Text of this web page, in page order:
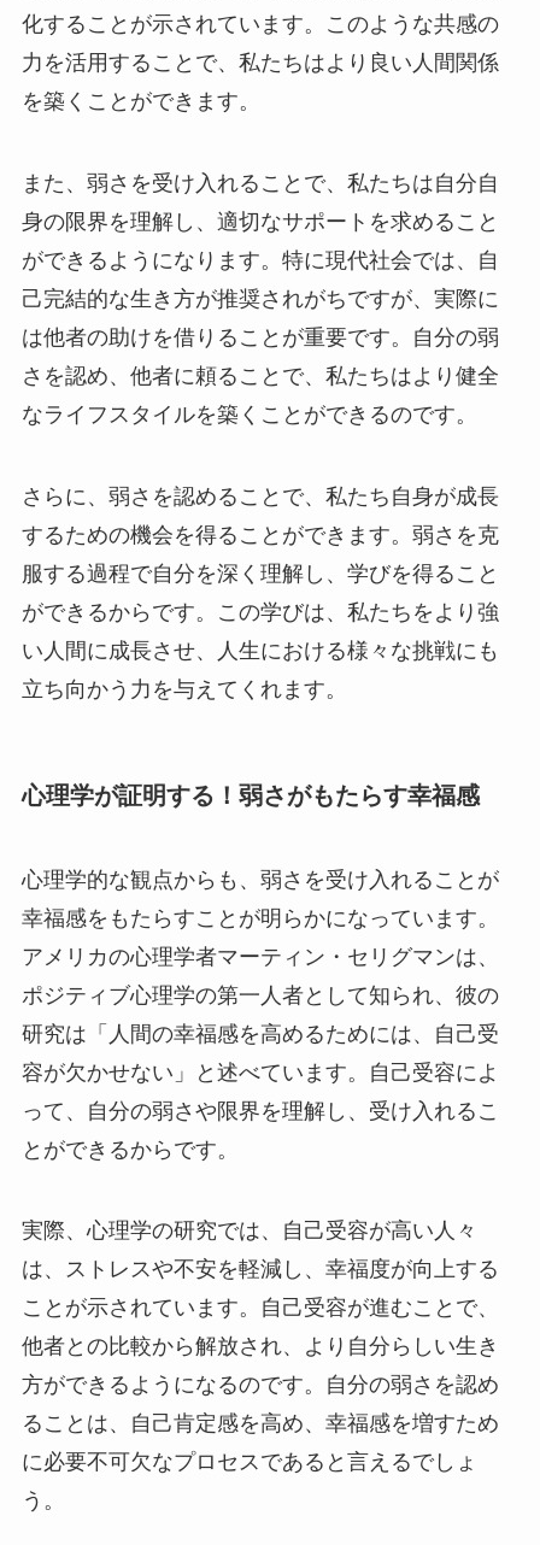
化することが示されています。このような共感の
力を活用することで、私たちはより良い人間関係
を築くことができます。
また、弱さを受け入れることで、私たちは自分自
身の限界を理解し、適切なサポートを求めること
ができるようになります。特に現代社会では、自
己完結的な生き方が推奨されがちですが、実際に
は他者の助けを借りることが重要です。自分の弱
さを認め、他者に頼ることで、私たちはより健全
なライフスタイルを築くことができるのです。
さらに、弱さを認めることで、私たち自身が成長
するための機会を得ることができます。弱さを克
服する過程で自分を深く理解し、学びを得ること
ができるからです。この学びは、私たちをより強
い人間に成長させ、人生における様々な挑戦にも
立ち向かう力を与えてくれます。
心理学が証明する！弱さがもたらす幸福感
心理学的な観点からも、弱さを受け入れることが
幸福感をもたらすことが明らかになっています。
アメリカの心理学者マーティン・セリグマンは、
ポジティブ心理学の第一人者として知られ、彼の
研究は「人間の幸福感を高めるためには、自己受
容が欠かせない」と述べています。自己受容によ
って、自分の弱さや限界を理解し、受け入れるこ
とができるからです。
実際、心理学の研究では、自己受容が高い人々
は、ストレスや不安を軽減し、幸福度が向上する
ことが示されています。自己受容が進むことで、
他者との比較から解放され、より自分らしい生き
方ができるようになるのです。自分の弱さを認め
ることは、自己肯定感を高め、幸福感を増すため
に必要不可欠なプロセスであると言えるでしょ
う。